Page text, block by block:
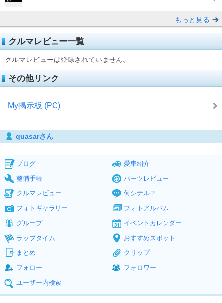
もっと見る
クルマレビュー一覧
クルマレビューは登録されていません。
その他リンク
My掲示板 (PC)
quasarさん
ブログ
愛車紹介
整備手帳
パーツレビュー
クルマレビュー
何シテル？
フォトギャラリー
フォトアルバム
グループ
イベントカレンダー
ラップタイム
おすすめスポット
まとめ
クリップ
フォロー
フォロワー
ユーザー内検索